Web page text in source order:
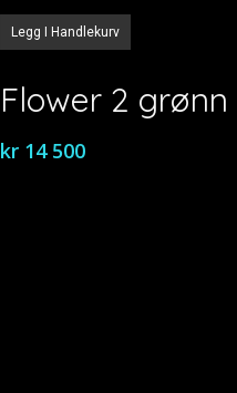
Legg I Handlekurv
Flower 2 grønn
kr 14 500